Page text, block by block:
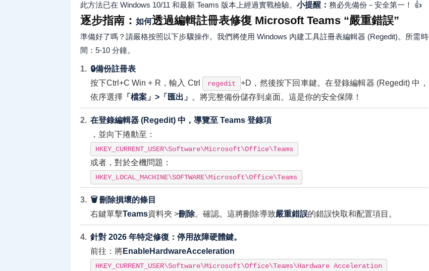
此方法已在 Windows 10/11 和最新 Teams 版本上經過實戰檢驗。 小提醒： 務必先備份－安全第一！ 👍
逐步指南： 如何透過編輯註冊表修復 Microsoft Teams “嚴重錯誤”
準備好了嗎？請嚴格按照以下步驟操作。我們將使用 Windows 內建工具註冊表編輯器 (Regedit)。所需時
間：5-10 分鐘。
🔒備份註冊表
按下Ctrl+CWin + R ，輸入 Ctrl regedit
+D，然後按下回車鍵。在登錄編輯器 (Regedit) 中，
依序選擇「檔案」>「匯出」 。將完整備份儲存到桌面。這是你的安全保障！
在登錄編輯器 (Regedit) 中，導覽至 Teams 登錄項
，並向下捲動至：
HKEY_CURRENT_USER\Software\Microsoft\Office\Teams
或者，對於全機問題：
HKEY_LOCAL_MACHINE\SOFTWARE\Microsoft\Office\Teams
🗑️ 刪除損壞的條目
右鍵單擊Teams資料夾 >刪除。確認。這將刪除導致嚴重錯誤的錯誤快取和配置項目。
針對 2026 年特定修復：停用故障硬體鍵。
前往：將EnableHardwareAcceleration
HKEY_CURRENT_USER\Software\Microsoft\Office\Teams\Hardware Acceleration